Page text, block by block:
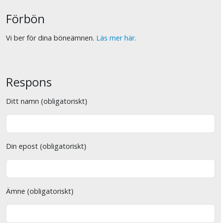
Förbön
Vi ber för dina böneämnen. Läs mer här.
Respons
Ditt namn (obligatoriskt)
Din epost (obligatoriskt)
Ämne (obligatoriskt)